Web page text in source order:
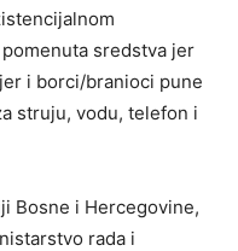
sredstva jer
i borci/branioci pune
struju, vodu, telefon i
Bosne i Hercegovine,
rada i